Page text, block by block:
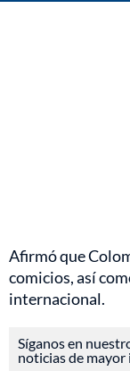
Afirmó que
comicios, así
internacional.
Síganos en
noticias de mayor